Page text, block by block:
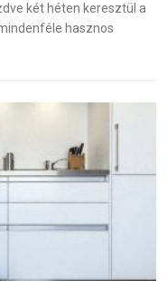
két héten keresztül a
hasznos